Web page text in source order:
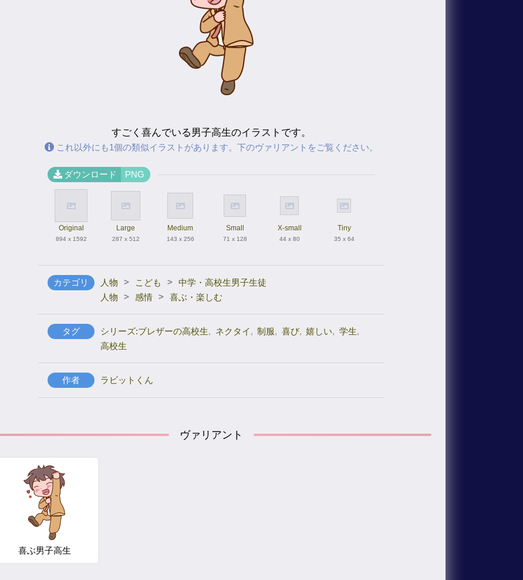
すごく喜んでいる男子高生のイラストです。
これ以外にも1個の類似イラストがあります。下のヴァリアントをご覧ください。
ダウンロード PNG
Original
894 x 1592
Large
287 x 512
Medium
143 x 256
Small
71 x 128
X-small
44 x 80
Tiny
35 x 64
カテゴリ 人物 > こども > 中学・高校生男子生徒
人物
> 感情 > 喜ぶ・楽しむ
タグ シリーズ:ブレザーの高校生, ネクタイ, 制服, 喜び, 嬉しい, 学生,
高校生
作者 ラビットくん
ヴァリアント
喜ぶ男子高生